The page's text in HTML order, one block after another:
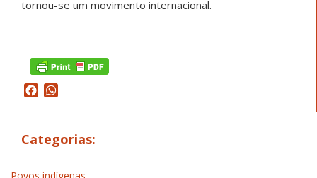
tornou-se um movimento internacional.
Facebook
Categorias: